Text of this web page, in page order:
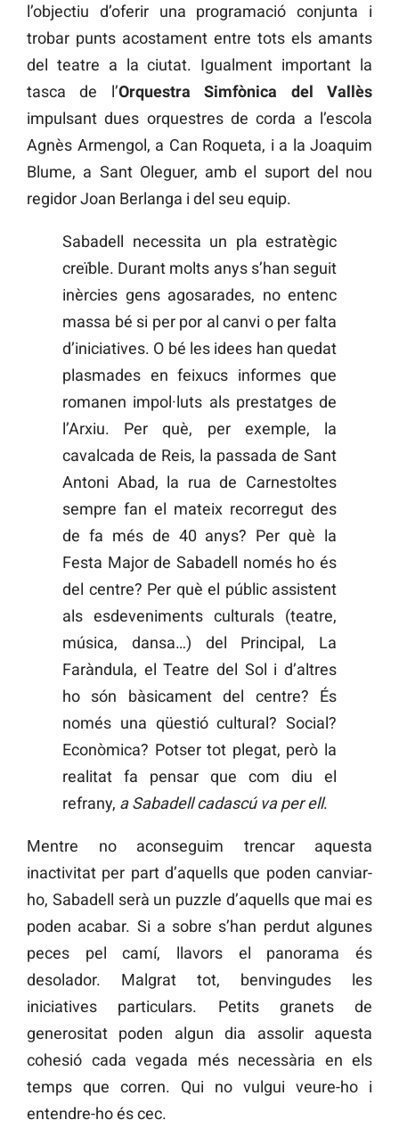
l’objectiu d’oferir una programació conjunta i
trobar punts acostament entre tots els amants
del teatre a la ciutat. Igualment important la
tasca de l’Orquestra Simfònica del Vallès
impulsant dues orquestres de corda a l’escola
Agnès Armengol, a Can Roqueta, i a la Joaquim
Blume, a Sant Oleguer, amb el suport del nou
regidor Joan Berlanga i del seu equip.
Sabadell necessita un pla estratègic
creïble. Durant molts anys s’han seguit
inèrcies gens agosarades, no entenc
massa bé si per por al canvi o per falta
d’iniciatives. O bé les idees han quedat
plasmades en feixucs informes que
romanen impol·luts als prestatges de
l’Arxiu. Per què, per exemple, la
cavalcada de Reis, la passada de Sant
Antoni Abad, la rua de Carnestoltes
sempre fan el mateix recorregut des
de fa més de 40 anys? Per què la
Festa Major de Sabadell només ho és
del centre? Per què el públic assistent
als esdeveniments culturals (teatre,
música, dansa…) del Principal, La
Faràndula, el Teatre del Sol i d’altres
ho són bàsicament del centre? És
només una qüestió cultural? Social?
Econòmica? Potser tot plegat, però la
realitat fa pensar que com diu el
refrany, a Sabadell cadascú va per ell.
Mentre no aconseguim trencar aquesta
inactivitat per part d’aquells que poden canviar-
ho, Sabadell serà un puzzle d’aquells que mai es
poden acabar. Si a sobre s’han perdut algunes
peces pel camí, llavors el panorama és
desolador. Malgrat tot, benvingudes les
iniciatives particulars. Petits granets de
generositat poden algun dia assolir aquesta
cohesió cada vegada més necessària en els
temps que corren. Qui no vulgui veure-ho i
entendre-ho és cec.